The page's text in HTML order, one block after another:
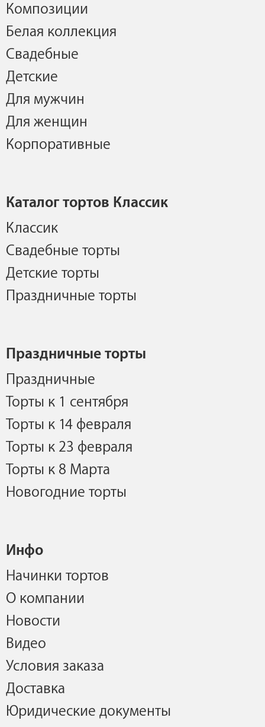
Композиции
Белая коллекция
Свадебные
Детские
Для мужчин
Для женщин
Корпоративные
Каталог тортов Классик
Классик
Свадебные торты
Детские торты
Праздничные торты
Праздничные торты
Праздничные
Торты к 1 сентября
Торты к 14 февраля
Торты к 23 февраля
Торты к 8 Марта
Новогодние торты
Инфо
Начинки тортов
О компании
Новости
Видео
Условия заказа
Доставка
Юридические документы